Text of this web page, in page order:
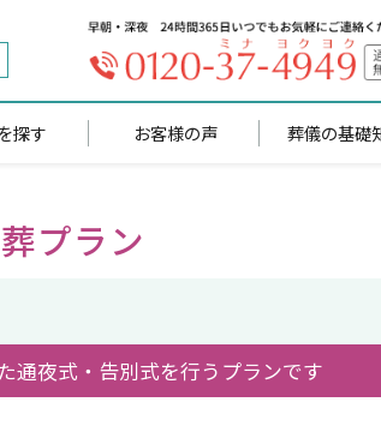
探す お客様の声 葬儀の基礎
プラン
通夜式・告別式を⾏うプランです